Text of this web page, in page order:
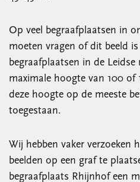
Op veel begraafplaatsen in
moeten vragen of dit beeld
begraafplaatsen in de Leidse
maximale hoogte van 100 of
deze hoogte op de meeste
toegestaan.
Wij hebben vaker verzoeken
beelden op een graf te
begraafplaats Rhijnhof een